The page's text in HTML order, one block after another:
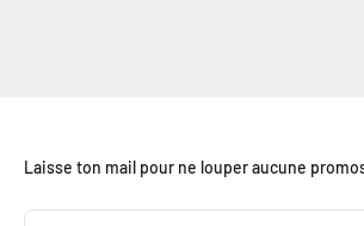
Laisse ton mail pour ne louper aucune